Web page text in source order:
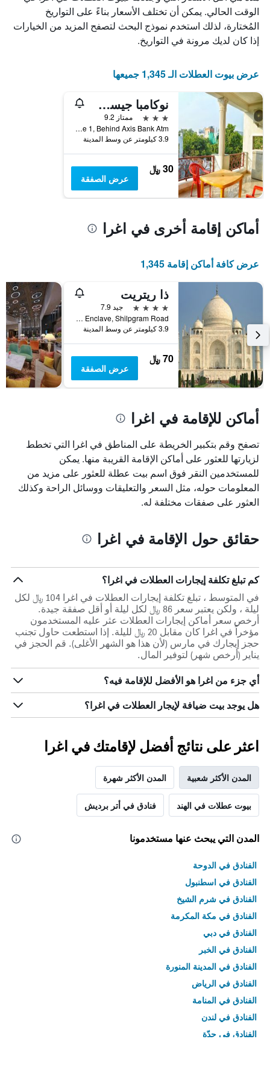
الذي
يعرض
أيام
الأسبوع.
التالي
1
محور
Y
الذي
يعرض
متوسط
سعر
غرفة
الوقت الحالي. يمكن أن تختلف الأسعار بناءً على التواريخ
المُختارة، لذلك استخدم نموذج البحث لتصفح المزيد من الخيارات
إذا كان لديك مرونة في التواريخ.
عرض بيوت العطلات الـ 1,345 جميعها
نوكامبا جيست هاوس
3 نجوم
ممتاز 9.2
Mig, P-27, Tajnagri Phase 1, Behind Axis Bank Atm ", اغرا, الهند
3.9 كيلومتر عن وسط المدينة
30 ﷼
عرض الصفقة
أماكن إقامة أخرى في اغرا
عرض كافة أماكن إقامة 1,345
ذا ريتريت
4 نجوم
جيد 7.9
Taj Nagari Phase -1,Near Prateek Enclave, Shilpgram Road, اغرا, الهند
3.9 كيلومتر عن وسط المدينة
70 ﷼
عرض الصفقة
أماكن للإقامة في اغرا
تصفح وقم بتكبير الخريطة على المناطق في اغرا التي تخطط
لزيارتها للعثور على أماكن الإقامة القريبة منها. يمكن
للمستخدمين النقر فوق اسم بيت عطلة للعثور على مزيد من
المعلومات حوله، مثل السعر والتعليقات ووسائل الراحة وكذلك
العثور على صفقات مختلفة له.
حقائق حول الإقامة في اغرا
كم تبلغ تكلفة إيجارات العطلات في اغرا؟
في المتوسط ، تبلغ تكلفة إيجارات العطلات في اغرا 104 ﷼ لكل
ليلة ، ولكن يعتبر سعر 86 ﷼ لكل ليلة أو أقل صفقة جيدة.
أرخص سعر أماكن إيجارات العطلات عثر عليه المستخدمون
مؤخراً في اغرا كان مقابل 20 ﷼ لليلة. إذا استطعت حاول تجنب
حجز إيجارك في مارس (لأن هذا هو الشهر الأغلى). قم الحجز في
يناير (أرخص شهر) لتوفير المال.
أي جزء من اغرا هو الأفضل للإقامة فيه؟
هل يوجد بيت ضيافة لإيجار العطلات في اغرا؟
اعثر على نتائج أفضل لإقامتك في اغرا
المدن الأكثر شعبية المدن الأكثر شهرة
بيوت عطلات في الهند فنادق في أتر برديش
المدن التي يبحث عنها مستخدمونا
الفنادق في الدوحة
الفنادق في اسطنبول
الفنادق في شرم الشيخ
الفنادق في مكة المكرمة
الفنادق في دبي
الفنادق في الخبر
الفنادق في المدينة المنورة
الفنادق في الرياض
الفنادق في المنامة
الفنادق في لندن
الفنادق في جدّة